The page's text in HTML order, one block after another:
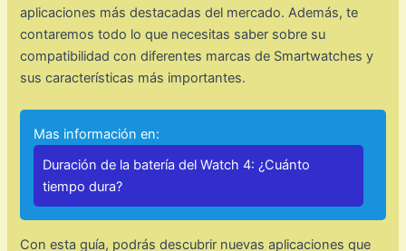
aplicaciones más destacadas del mercado. Además, te
contaremos todo lo que necesitas saber sobre su
compatibilidad con diferentes marcas de Smartwatches y
sus características más importantes.
Mas información en:
Duración de la batería del Watch 4: ¿Cuánto
tiempo dura?
Con esta guía, podrás descubrir nuevas aplicaciones que